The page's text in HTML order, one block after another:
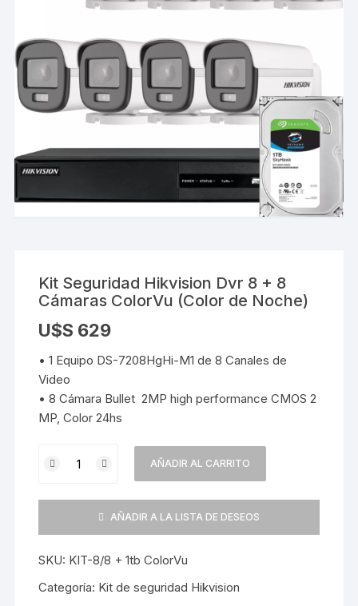
Kit Seguridad Hikvision Dvr 8 + 8
Cámaras ColorVu (Color de Noche)
U$S 629
• 1 Equipo DS-7208HgHi-M1 de 8 Canales de
Video
• 8 Cámara Bullet 2MP high performance CMOS 2
MP, Color 24hs
Seguridad
8
Cámaras
AÑADIR AL CARRITO
AÑADIR A LA LISTA DE DESEOS
SKU: KIT-8/8 + 1tb ColorVu
Categoría: Kit de seguridad Hikvision